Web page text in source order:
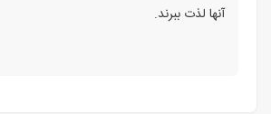
آنها لذت ببرند.